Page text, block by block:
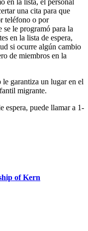
en la lista, el personal
una cita para que
teléfono o por
se le programó para la
en la lista de espera,
si ocurre algún cambio
de miembros en la
garantiza un lugar en el
migrante.
espera, puede llamar a 1-